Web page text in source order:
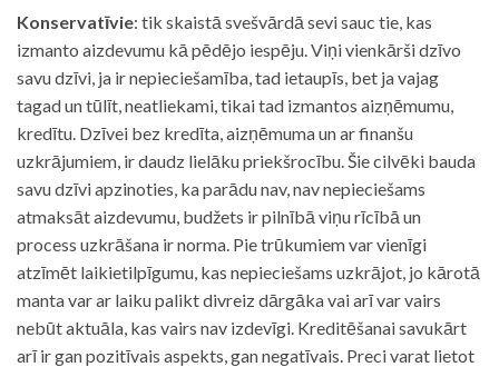
Konservatīvie: tik skaistā svešvārdā sevi sauc tie, kas
izmanto aizdevumu kā pēdējo iespēju. Viņi vienkārši dzīvo
savu dzīvi, ja ir nepieciešamība, tad ietaupīs, bet ja vajag
tagad un tūlīt, neatliekami, tikai tad izmantos aizņēmumu,
kredītu. Dzīvei bez kredīta, aizņēmuma un ar finanšu
uzkrājumiem, ir daudz lielāku priekšrocību. Šie cilvēki bauda
savu dzīvi apzinoties, ka parādu nav, nav nepieciešams
atmaksāt aizdevumu, budžets ir pilnībā viņu rīcībā un
process uzkrāšana ir norma. Pie trūkumiem var vienīgi
atzīmēt laikietilpīgumu, kas nepieciešams uzkrājot, jo kārotā
manta var ar laiku palikt divreiz dārgāka vai arī var vairs
nebūt aktuāla, kas vairs nav izdevīgi. Kreditēšanai savukārt
arī ir gan pozitīvais aspekts, gan negatīvais. Preci varat lietot